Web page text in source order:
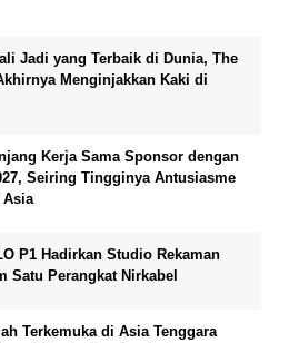
Jadi yang Terbaik di Dunia, The
Menginjakkan Kaki di
Kerja Sama Sponsor dengan
Seiring Tingginya Antusiasme
Asia
P1 Hadirkan Studio Rekaman
Satu Perangkat Nirkabel
Terkemuka di Asia Tenggara